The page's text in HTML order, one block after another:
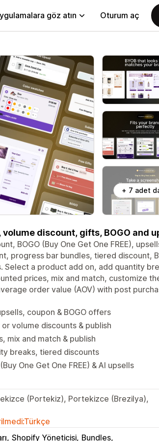
göz atın Oturum aç
+ 7 adet
discount, gifts, BOGO and
BOGO (Buy One Get One FREE),
progress bar bundles, tiered discount,
Select a product add on, add quantity
prices, mix and match, customize
order value (AOV) with post
coupon & BOGO offers
volume discounts & publish
mix and match & publish
breaks, tiered discounts
One Get One FREE) & AI upsells
(Portekiz), Portekizce (Brezilya),
Shopify Yöneticisi Bundles